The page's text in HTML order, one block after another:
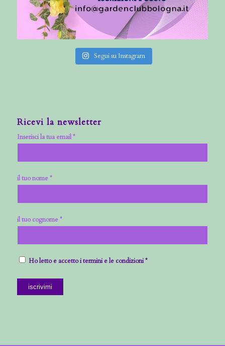
Segui su Instagram
Ricevi la newsletter
Inserisci la tua email *
il tuo nome *
il tuo cognome *
Ho letto e accetto i termini e le condizioni *